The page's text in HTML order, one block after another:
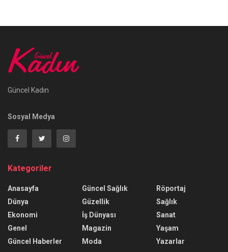
Güncel Kadın
Sosyal Medya
Kategoriler
Anasayfa
Dünya
Ekonomi
Genel
Güncel Haberler
Güncel Sağlık
Güzellik
İş Dünyası
Magazin
Moda
Röportaj
Sağlık
Sanat
Yaşam
Yazarlar